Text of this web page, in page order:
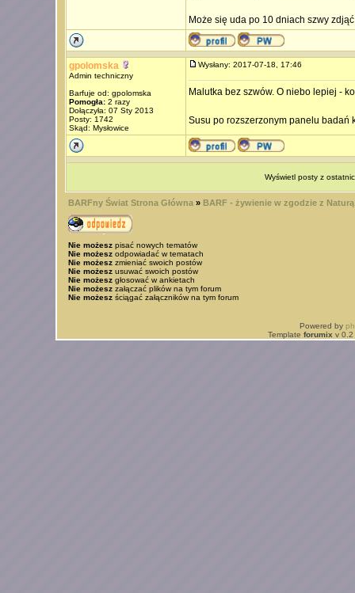
Może się uda po 10 dniach szwy
gpolomska
Admin techniczny
Barfuje od: gpolomska
Pomogła:2 razy
Dołączyła: 07 Sty 2013
Posty: 1742
Skąd: Mysłowice
Wysłany: 2017-07-18, 17:46
Malutka bez szwów. O niebo lepiej -
Susu po rozszerzonym panelu badań
Wyświetl posty z
BARFny Świat Strona Główna» BARF - żywienie w zgodzie z Naturą
Nie możeszpisać nowych tematów
Nie możeszodpowiadać w tematach
Nie możeszzmieniać swoich postów
Nie możeszusuwać swoich postów
Nie możeszgłosować w ankietach
Nie możeszzałączać plików na tym forum
Nie możeszściągać załączników na tym forum
Powered by
Template forumix v 0.2